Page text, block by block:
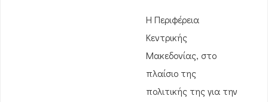
Η Περιφέρεια
Κεντρικής
Μακεδονίας, στο
πλαίσιο της
πολιτικής της για την